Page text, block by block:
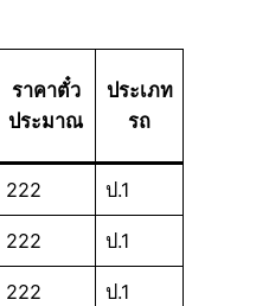
ราคาตั๋ว
ประมาณ
ประเภท
รถ
222 ป.1
222 ป.1
222 ป.1